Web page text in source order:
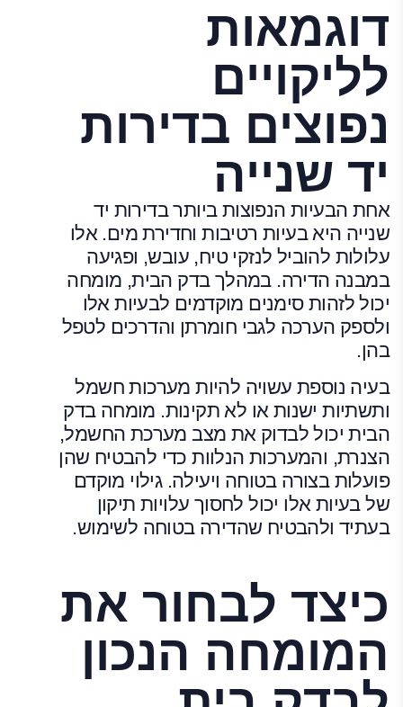
דוגמאות
לליקויים
נפוצים בדירות
יד שנייה
אחת הבעיות הנפוצות ביותר בדירות יד
שנייה היא בעיות רטיבות וחדירת מים. אלו
עלולות להוביל לנזקי טיח, עובש, ופגיעה
במבנה הדירה. במהלך בדק הבית, מומחה
יכול לזהות סימנים מוקדמים לבעיות אלו
ולספק הערכה לגבי חומרתן והדרכים לטפל
בהן.
בעיה נוספת עשויה להיות מערכות חשמל
ותשתיות ישנות או לא תקינות. מומחה בדק
הבית יכול לבדוק את מצב מערכת החשמל,
הצנרת, והמערכות הנלוות כדי להבטיח שהן
פועלות בצורה בטוחה ויעילה. גילוי מוקדם
של בעיות אלו יכול לחסוך עלויות תיקון
בעתיד ולהבטיח שהדירה בטוחה לשימוש.
כיצד לבחור את
המומחה הנכון